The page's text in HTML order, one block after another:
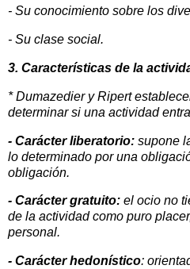
- Su conocimiento sobre los
- Su clase social.
3. Características de la
* Dumazedier y Ripert
determinar si una actividad
- Carácter liberatorio: supone
lo determinado por una
obligación.
- Carácter gratuito: el ocio no
de la actividad como puro
personal.
- Carácter hedonístico: